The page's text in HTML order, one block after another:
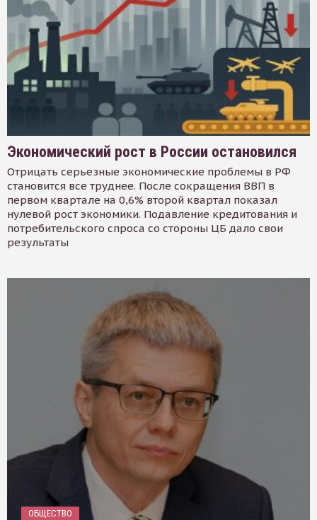
Экономический рост в России остановился
Отрицать серьезные экономические проблемы в РФ
становится все труднее. После сокращения ВВП в
первом квартале на 0,6% второй квартал показал
нулевой рост экономики. Подавление кредитования и
потребительского спроса со стороны ЦБ дало свои
результаты
ОБЩЕСТВО